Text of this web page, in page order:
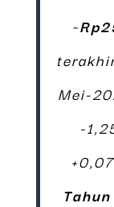
~
Mei-
-
Tahun